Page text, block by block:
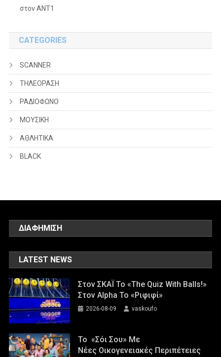
στον ΑΝΤ1
CATEGORIES
SCANNER
ΤΗΛΕΟΡΑΣΗ
ΡΑΔΙΟΦΩΝΟ
ΜΟΥΣΙΚΗ
ΑΘΛΗΤΙΚΑ
BLACK
ΔΙΑΦΗΜΙΣΗ
LATEST NEWS
Στον ΣΚΑΪ Το «The Quiz With Balls!»
Στον Alpha Το «Ριφιφί»
2026-08-09 vaskoufo
Το «Σόι Σου» Με
Νέες Οικογενειακές Περιπέτειες